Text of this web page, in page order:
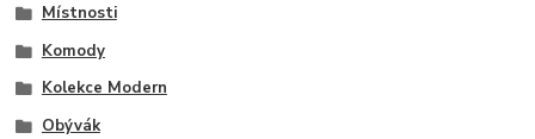
Místnosti
Komody
Kolekce Modern
Obývák